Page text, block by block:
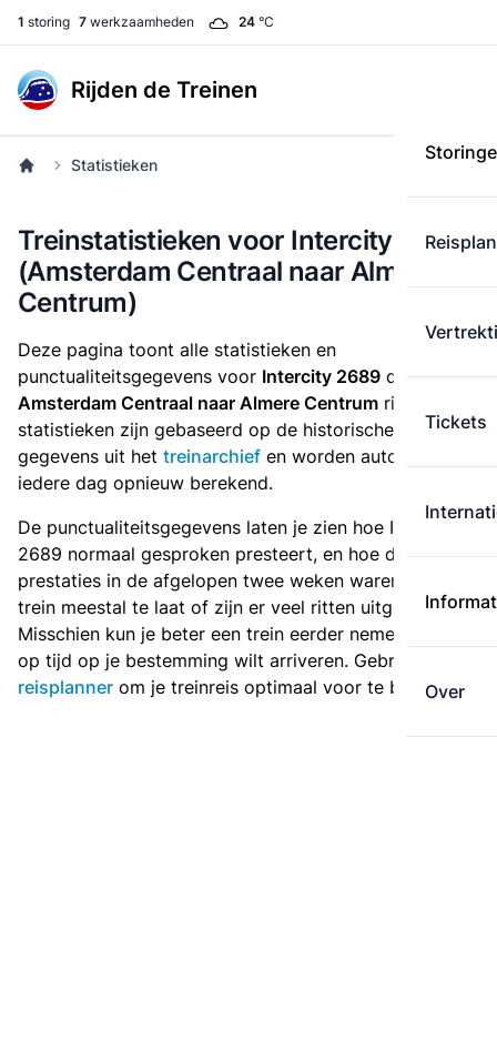
1 storing 7 werkzaamheden 24 °C
Rijden de Treinen
Tickets
Over
Statistieken
Treinstatistieken voor Intercity 2689
(Amsterdam Centraal naar Almere
Centrum)
Deze pagina toont alle statistieken en
punctualiteitsgegevens voor Intercity 2689 dievan
Amsterdam Centraal naar Almere Centrum rijdt. Deze
statistieken zijn gebaseerd op de historische
gegevens uit het treinarchief en worden automatisch
iedere dag opnieuw berekend.
De punctualiteitsgegevens laten je zien hoe Intercity
2689 normaal gesproken presteert, en hoe de
prestaties in de afgelopen twee weken waren. Is deze
trein meestal te laat of zijn er veel ritten uitgevallen?
Misschien kun je beter een trein eerder nemen als je
op tijd op je bestemming wilt arriveren. Gebruik de
reisplanner om je treinreis optimaal voor te bereiden.